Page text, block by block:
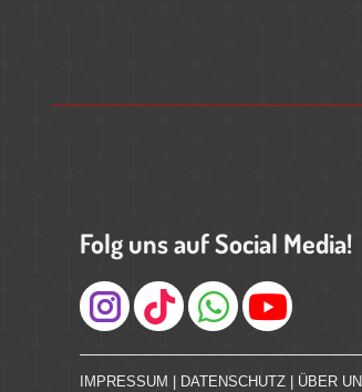
Folg uns auf Social Media!
Instagram
IMPRESSUM DATENSCHUTZ ÜBER